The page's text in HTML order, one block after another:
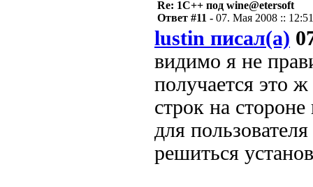
Re: 1С++ под wine@etersoft
Ответ #11 - 07. Мая 2008 :: 12:51
lustin писал(а)
видимо я не
получается это
строк на стороне
для
решиться